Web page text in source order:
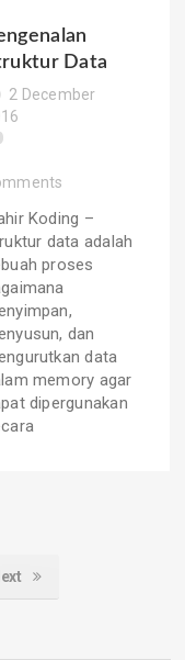
Data
2 December
Koding –
data adalah
proses
dan
data
memory agar
dipergunakan